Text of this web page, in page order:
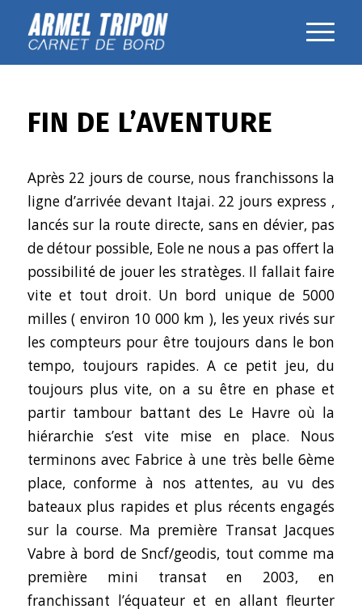
FIN DE L’AVENTURE
Après 22 jours de course, nous franchissons la
ligne d’arrivée devant Itajai. 22 jours express ,
lancés sur la route directe, sans en dévier, pas
de détour possible, Eole ne nous a pas offert la
possibilité de jouer les stratèges. Il fallait faire
vite et tout droit. Un bord unique de 5000
milles ( environ 10 000 km ), les yeux rivés sur
les compteurs pour être toujours dans le bon
tempo, toujours rapides. A ce petit jeu, du
toujours plus vite, on a su être en phase et
partir tambour battant des Le Havre où la
hiérarchie s’est vite mise en place. Nous
terminons avec Fabrice à une très belle 6ème
place, conforme à nos attentes, au vu des
bateaux plus rapides et plus récents engagés
sur la course. Ma première Transat Jacques
Vabre à bord de Sncf/geodis, tout comme ma
première mini transat en 2003, en
franchissant l’équateur et en allant fleurter